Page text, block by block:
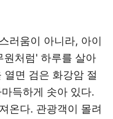
러움이 아니라, 아이
원처럼' 하루를 살아
열면 검은 화강암 절
득하게 솟아 있다.
온다. 관광객이 몰려